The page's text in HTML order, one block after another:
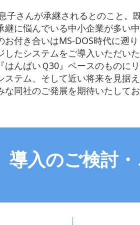
子さんが承継されるとのこと。
に悩んでいる中小企業が多い
付き合いはMS-DOS時代に遡
したシステムをご導入いただい
んばいＱ30』ベースのものに
テム、そして近い将来を見据
同社のご発展を期待いたしてお
導入のご検討